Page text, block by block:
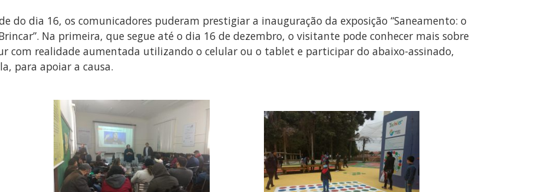
do dia 16, os comunicadores puderam prestigiar a inauguração da exposição “Saneamento: o
Na primeira, que segue até o dia 16 de dezembro, o visitante pode conhecer mais sobre
com realidade aumentada utilizando o celular ou o tablet e participar do abaixo-assinado,
para apoiar a causa.